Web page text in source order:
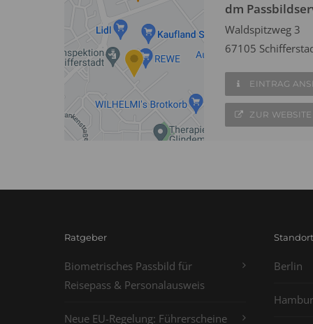
dm
Waldspitzweg 3
67105
EINTRAG
ZUR WEBSITE
Ratgeber
Biometrisches Passbild für
Reisepass & Personalausweis
Neue EU-Regelung: Führerscheine
Berlin